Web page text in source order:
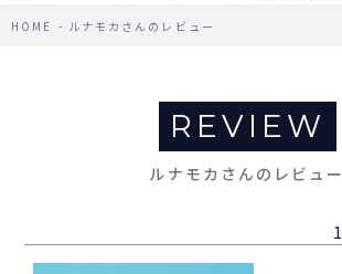
HOME ルナモカさんのレビュー
REVIEW
ルナモカさんのレビュー
1